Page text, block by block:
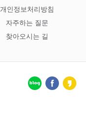
개인정보처리방침
자주하는 질문
찾아오시는 길